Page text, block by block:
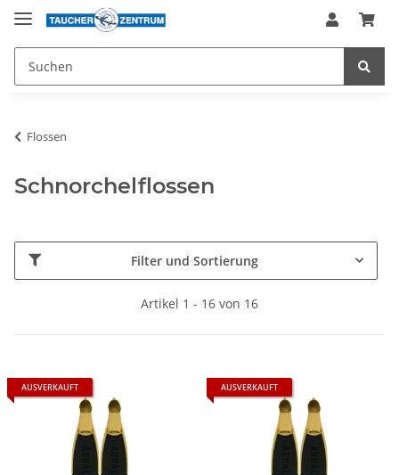
Flossen
Schnorchelflossen
Filter und Sortierung
Artikel 1 - 16 von 16
AUSVERKAUFT AUSVERKAUFT